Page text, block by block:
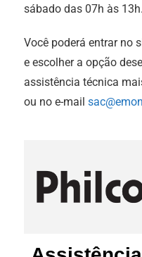
sábado das 07h às 13h.
Você poderá entrar no
e escolher a opção
assistência técnica
ou no e-mail